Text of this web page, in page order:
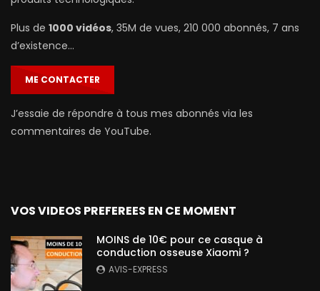
Plus de 1000 vidéos, 35M de vues, 210 000 abonnés, 7 ans
d’existence…
ME CONTACTER
J’essaie de répondre à tous mes abonnés via les
commentaires de YouTube.
VOS VIDEOS PREFEREES EN CE MOMENT
MOINS de 10€ pour ce casque à
conduction osseuse Xiaomi ?
AVIS-EXPRESS